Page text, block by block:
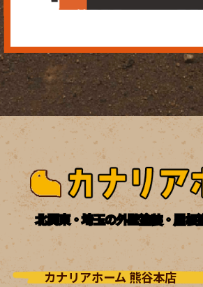
北関東・埼玉の外壁塗装・屋根
カナリアホーム 熊谷本店